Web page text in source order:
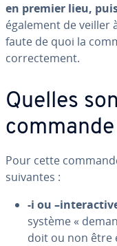
en premier lieu,
également de veiller
faute de quoi la
cor­rec­te­ment.
Quelles
Pour cette
suivantes :
-i ou
système «
doit ou non être